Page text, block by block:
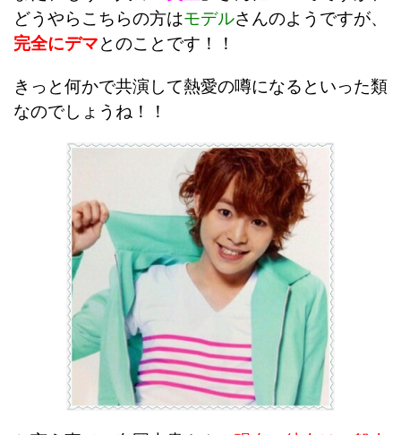
どうやらこちらの方はモデルさんのようですが、
完全にデマとのことです！！
きっと何かで共演して熱愛の噂になるといった類
なのでしょうね！！